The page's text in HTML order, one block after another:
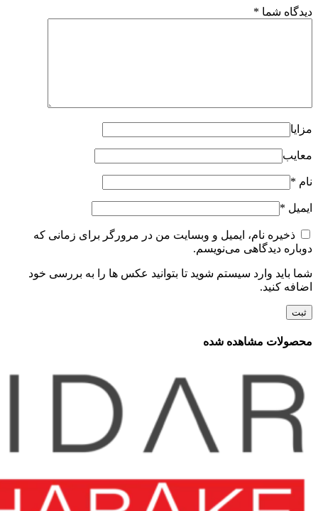
دیدگاه شما *
مزایا
معایب
نام *
ایمیل *
ذخیره نام، ایمیل و وبسایت من در مرورگر برای زمانی که
دوباره دیدگاهی می‌نویسم.
شما باید وارد سیستم شوید تا بتوانید عکس ها را به بررسی خود
اضافه کنید.
محصولات مشاهده شده